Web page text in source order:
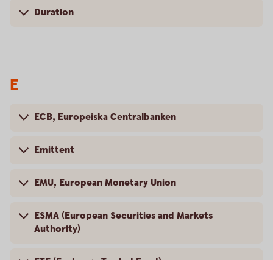
Duration
E
ECB, Europeiska Centralbanken
Emittent
EMU, European Monetary Union
ESMA (European Securities and Markets
Authority)